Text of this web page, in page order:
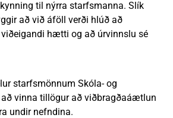
til nýrra starfsmanna. Slík
að við áföll verði hlúð að
hætti og að úrvinnslu sé
starfsmönnum Skóla- og
vinna tillögur að viðbragðaáætlun
undir nefndina.